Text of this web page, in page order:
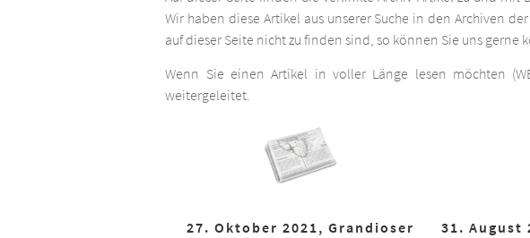
Wir haben diese Artikel aus unserer Suche in den Archiven
auf dieser Seite nicht zu finden sind, so können Sie uns gerne
Wenn Sie einen Artikel in voller Länge lesen möchten
weitergeleitet.
27. Oktober 2021, Grandioser
31. August